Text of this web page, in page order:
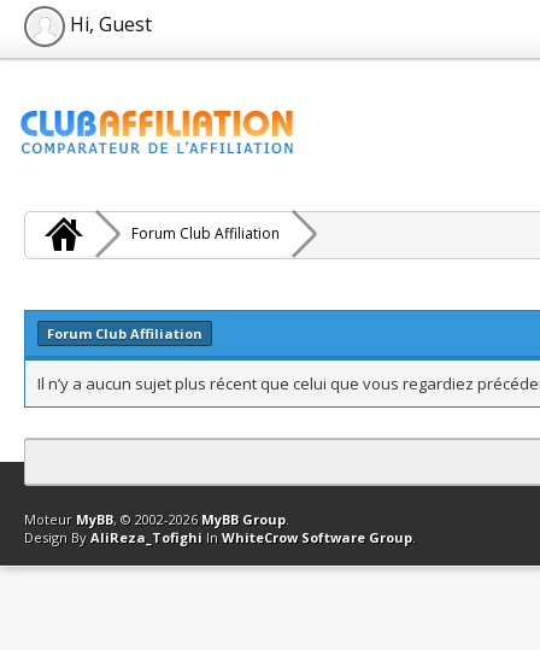
Hi, Guest
Forum Club Affiliation
Forum Club Affiliation
Il n’y a aucun sujet plus récent que celui que vous regardiez
Contact Club Affiliation Retourner en haut Version bas-débit
Moteur MyBB, © 2002-2026 MyBB Group.
Design By AliReza_Tofighi In WhiteCrow Software Group.